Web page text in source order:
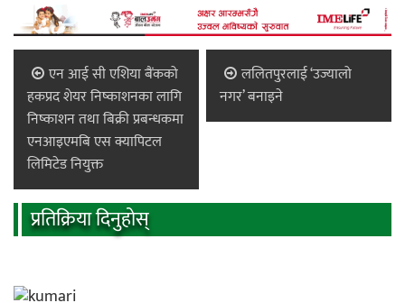
एन आई सी एशिया बैंकको
हकप्रद शेयर निष्काशनका लागि
निष्काशन तथा बिक्री प्रबन्धकमा
एनआइएमबि एस क्यापिटल
लिमिटेड नियुक्त
ललितपुरलाई ‘उज्यालो
नगर’ बनाइने
प्रतिक्रिया दिनुहोस्